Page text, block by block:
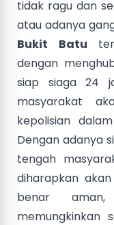
tidak ragu dan
atau adanya
Bukit Batu
dengan
siap siaga 24
masyarakat
kepolisian
Dengan adanya
tengah
diharapkan
benar
memungkinkan